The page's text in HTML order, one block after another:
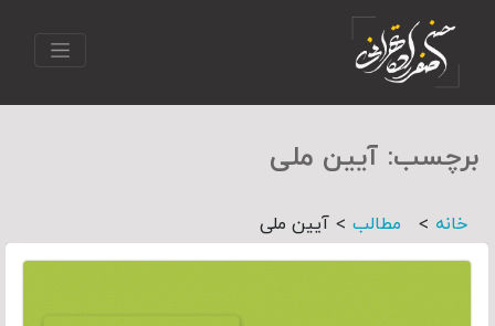
برچسب: آیین ملی
خانه > مطالب > آیین ملی